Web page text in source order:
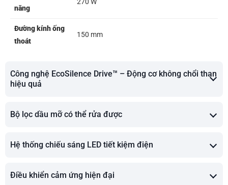
năng
Đường kính ống
thoát
150 mm
Công nghệ EcoSilence Drive™ – Động cơ không chổi than
hiệu quả
Bộ lọc dầu mỡ có thể rửa được
Hệ thống chiếu sáng LED tiết kiệm điện
Điều khiển cảm ứng hiện đại